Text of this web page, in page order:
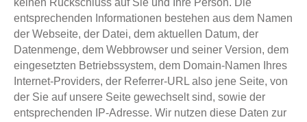
keinen Rückschluss auf Sie und Ihre Person. Die
entsprechenden Informationen bestehen aus dem Namen
der Webseite, der Datei, dem aktuellen Datum, der
Datenmenge, dem Webbrowser und seiner Version, dem
eingesetzten Betriebssystem, dem Domain-Namen Ihres
Internet-Providers, der Referrer-URL also jene Seite, von
der Sie auf unsere Seite gewechselt sind, sowie der
entsprechenden IP-Adresse. Wir nutzen diese Daten zur